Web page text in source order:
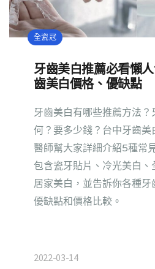
全瓷冠
牙齒美白推薦必看懶
齒美白價格、優缺點
牙齒美白有哪些推薦方法
何？要多少錢？台中牙齒
醫師幫大家詳細介紹5種常
包含瓷牙貼片、冷光美白
居家美白，並告訴你各種牙
優缺點和價格比較。
2022-03-14